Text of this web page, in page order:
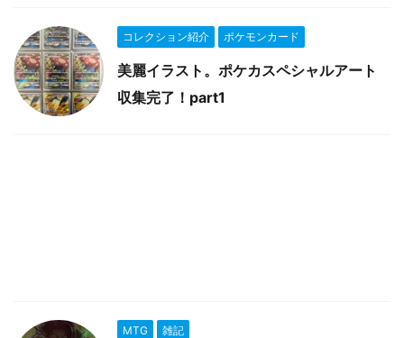
コレクション紹介 ポケモンカード
美麗イラスト。ポケカスペシャルアート
収集完了！part1
MTG 雑記